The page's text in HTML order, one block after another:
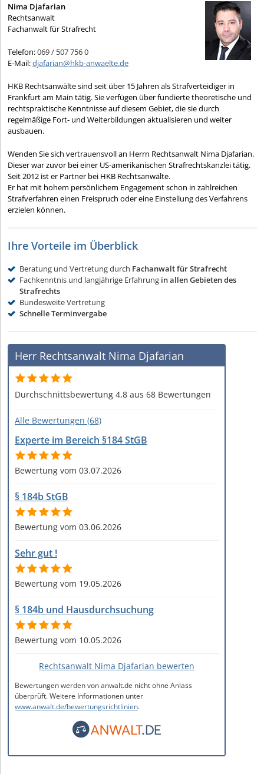
Nima Djafarian
Rechtsanwalt
Fachanwalt für Strafrecht
Telefon:069 / 507 756 0
E-Mail:djafarian@hkb-anwaelte.de
HKB Rechtsanwälte sind seit über 15 Jahren als Strafverteidiger in
Frankfurt am Main tätig. Sie verfügen über fundierte theoretische und
rechtspraktische Kenntnisse auf diesem Gebiet, die sie durch
regelmäßige Fort- und Weiterbildungen aktualisieren und weiter
ausbauen.
Wenden Sie sich vertrauensvoll an Herrn Rechtsanwalt Nima Djafarian.
Dieser war zuvor bei einer US-amerikanischen Strafrechtskanzlei tätig.
Seit 2012 ist er Partner bei HKB Rechtsanwälte.
Er hat mit hohem persönlichem Engagement schon in zahlreichen
Strafverfahren einen Freispruch oder eine Einstellung des Verfahrens
erzielen können.
Ihre Vorteile im Überblick
Beratung und Vertretung durch Fachanwalt für Strafrecht
Fachkenntnis und langjährige Erfahrung in allen Gebieten des
Strafrechts
Bundesweite Vertretung
Schnelle Terminvergabe
Herr Rechtsanwalt Nima Djafarian
Durchschnittsbewertung 4,8 aus 68 Bewertungen
Alle Bewertungen (68)
Experte im Bereich §184 StGB
Bewertung vom 03.07.2026
§ 184b StGB
Bewertung vom 03.06.2026
Sehr gut !
Bewertung vom 19.05.2026
§ 184b und Hausdurchsuchung
Bewertung vom 10.05.2026
Rechtsanwalt Nima Djafarian bewerten
Bewertungen werden von anwalt.de nicht ohne Anlass
überprüft. Weitere Informationen unter
www.anwalt.de/bewertungsrichtlinien.